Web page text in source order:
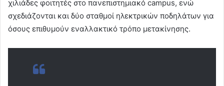
χιλιάδες φοιτητές στο πανεπιστημιακό campus, ενώ
σχεδιάζονται και δύο σταθμοί ηλεκτρικών ποδηλάτων για
όσους επιθυμούν εναλλακτικό τρόπο μετακίνησης.